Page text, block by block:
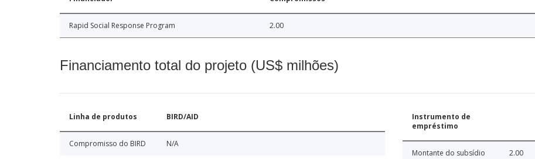
Rapid Social Response Program 2.00
Financiamento total do projeto (US$ milhões)
Linha de produtos BIRD/AID
Compromisso do BIRD N/A
Instrumento de
empréstimo
Montante do subsídio 2.00